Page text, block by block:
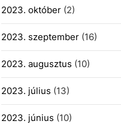
2023. október(2)
2023. szeptember(16)
2023. augusztus (10)
2023. július (13)
2023. június (10)